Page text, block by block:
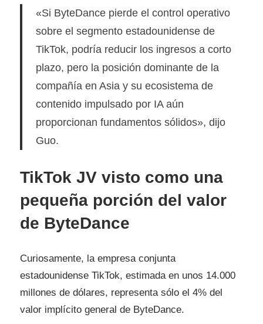
«Si ByteDance pierde el control operativo
sobre el segmento estadounidense de
TikTok, podría reducir los ingresos a corto
plazo, pero la posición dominante de la
compañía en Asia y su ecosistema de
contenido impulsado por IA aún
proporcionan fundamentos sólidos», dijo
Guo.
TikTok JV visto como una
pequeña porción del valor
de ByteDance
Curiosamente, la empresa conjunta
estadounidense TikTok, estimada en unos 14.000
millones de dólares, representa sólo el 4% del
valor implícito general de ByteDance.